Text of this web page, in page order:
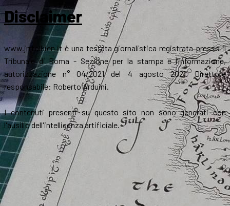
Disclaimer
www.jrrtolkien.it è una testata giornalistica registrata presso il
Tribunale di Roma - Sezione per la stampa e l’informazione,
autorizzazione n° 04/2021 del 4 agosto 2021. Direttore
responsabile: Roberto Arduini.
I contenuti presenti su questo sito non sono generati con
l'ausilio dell'intelligenza artificiale.